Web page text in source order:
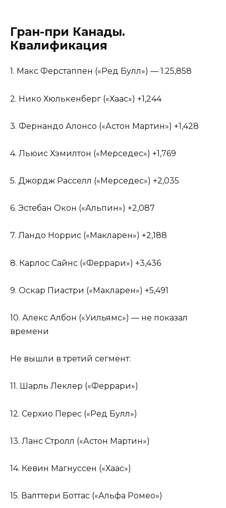
Гран-при Канады.
Квалификация
1. Макс Ферстаппен («Ред Булл») — 1.25,858
2. Нико Хюлькенберг («Хаас») +1,244
3. Фернандо Алонсо («Астон Мартин») +1,428
4. Льюис Хэмилтон («Мерседес») +1,769
5. Джордж Расселл («Мерседес») +2,035
6. Эстебан Окон («Альпин») +2,087
7. Ландо Норрис («Макларен») +2,188
8. Карлос Сайнс («Феррари») +3,436
9. Оскар Пиастри («Макларен») +5,491
10. Алекс Албон («Уильямс») — не показал
времени
Не вышли в третий сегмент:
11. Шарль Леклер («Феррари»)
12. Серхио Перес («Ред Булл»)
13. Ланс Стролл («Астон Мартин»)
14. Кевин Магнуссен («Хаас»)
15. Валттери Боттас («Альфа Ромео»)